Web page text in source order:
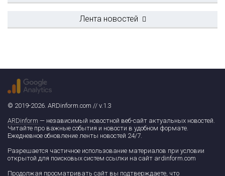
Лента новостей
© 2019-2026. ARDinform.com // v.1.3
ARDinform — независимый новостной веб-сайт актуальных новостей.
Читайте про важные события и новости в удобном формате.
Ежедневное обновление ленты новостей 24/7.
Разрешается частичное использование материалов при условии
открытой для поисковых систем ссылки на сайт ardinform.com
Продолжая просматривать сайт вы подтверждаете, что